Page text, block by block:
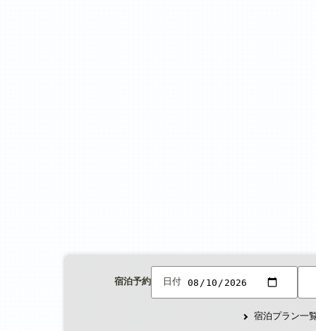
宿泊予約 日付
宿泊プラン一